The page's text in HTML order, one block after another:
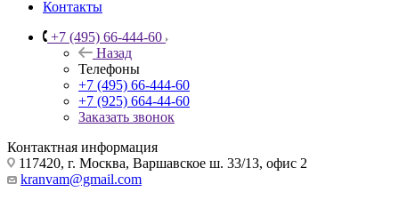
Контакты
+7 (495) 66-444-60
Назад
Телефоны
+7 (495) 66-444-60
+7 (925) 664-44-60
Заказать звонок
Контактная информация
117420, г. Москва, Варшавское ш. 33/13, офис 2
kranvam@gmail.com